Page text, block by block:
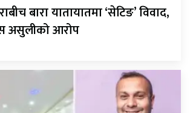
बारा यातायातमा ‘सेटिङ’ विवाद,
असुलीको आरोप